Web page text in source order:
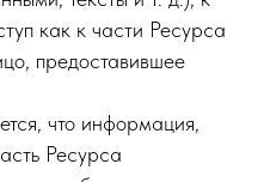
как к части Ресурса
предоставившее
что информация,
Ресурса